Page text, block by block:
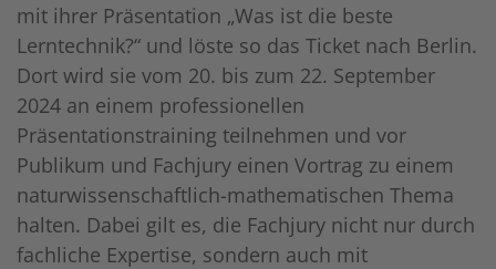
mit ihrer Präsentation „Was ist die beste
Lerntechnik?“ und löste so das Ticket nach Berlin.
Dort wird sie vom 20. bis zum 22. September
2024 an einem professionellen
Präsentationstraining teilnehmen und vor
Publikum und Fachjury einen Vortrag zu einem
naturwissenschaftlich-mathematischen Thema
halten. Dabei gilt es, die Fachjury nicht nur durch
fachliche Expertise, sondern auch mit